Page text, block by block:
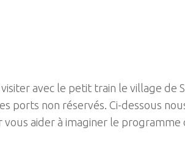
avec le petit train le village de
ports non réservés. Ci-dessous
aider à imaginer le programme